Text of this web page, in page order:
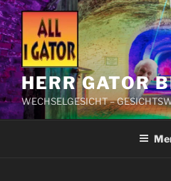
Zum
Inhalt
springen
HERR GATOR
WECHSELGESICHT –